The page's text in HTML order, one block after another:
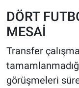
DÖRT
MESAİ
Transfer
görüşmeleri